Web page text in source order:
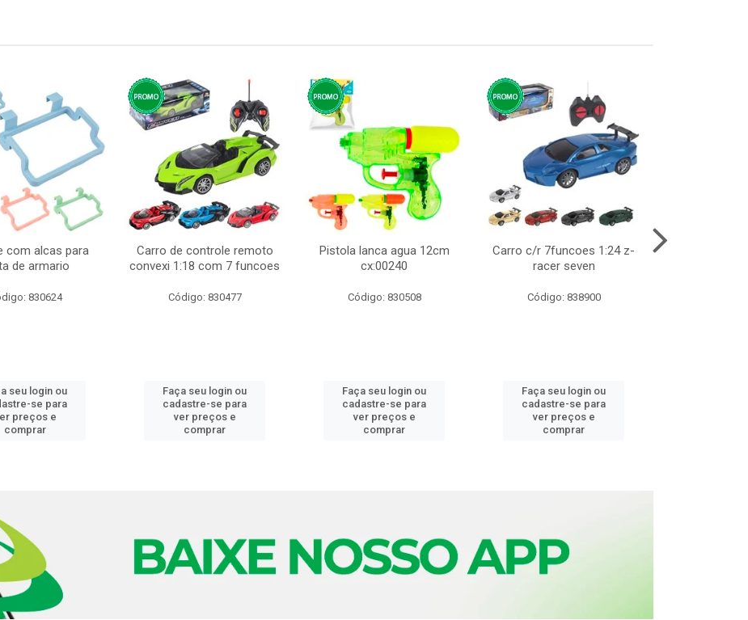
com alcas para
de armario
830624
seu login ou
se para
preços e
comprar
Carro de controle remoto
convexi 1:18 com 7 funcoes
Código: 830477
Faça seu login ou
cadastre-se para
ver preços e
comprar
Pistola lanca agua 12cm
cx:00240
Código: 830508
Faça seu login ou
cadastre-se para
ver preços e
comprar
Carro c/r 7funcoes 1:24 z-
racer seven
Código: 838900
Faça seu login ou
cadastre-se para
ver preços e
comprar